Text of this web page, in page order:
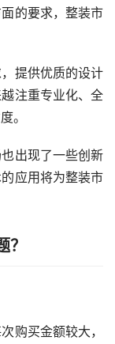
的要求，整装市
提供优质的设计
注重专业化、全
。
出现了一些创新
应用将为整装市
购买金额较大，